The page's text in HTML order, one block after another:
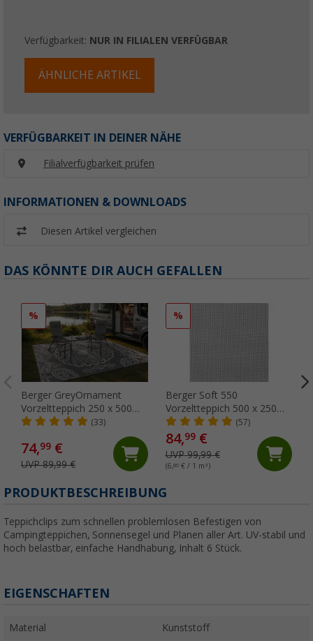
Verfügbarkeit: NUR IN FILIALEN VERFÜGBAR
ÄHNLICHE ARTIKEL
VERFÜGBARKEIT IN DEINER NÄHE
Filialverfügbarkeit prüfen
INFORMATIONEN & DOWNLOADS
Diesen Artikel vergleichen
DAS KÖNNTE DIR AUCH GEFALLEN
%
Berger GreyOrnament
Vorzeltteppich 250 x 500
cm
(33)
74,99 €
UVP 89,99 €
%
Berger Soft 550
Vorzeltteppich 500 x 250
cm, Grau
(57)
84,99€
UVP 99,99 €
(6,80€ / 1 m²)
PRODUKTBESCHREIBUNG
Teppichclips zum schnellen problemlosen Befestigen von
Campingteppichen, Sonnensegel und Planen aller Art. UV-stabil und
hoch belastbar, einfache Handhabung, Inhalt 6 Stück.
EIGENSCHAFTEN
Material Kunststoff